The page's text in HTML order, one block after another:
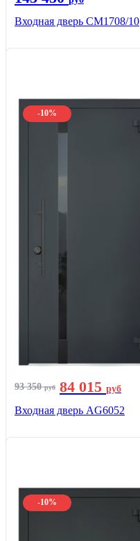
Входная дверь CМ1708/10
-10%
93 350руб 84 015 руб
Входная дверь AG6052
-10%